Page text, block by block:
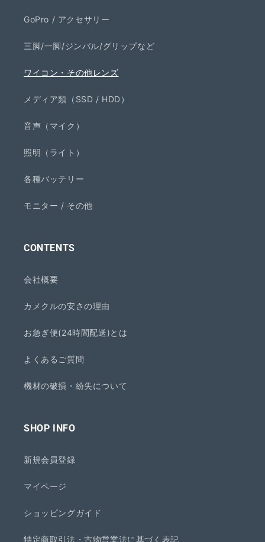
GoPro / アクセサリー
三脚/一脚/ジンバル/グリップなど
ワイコン・その他レンズ
メディア類（SSD / HDD）
音声（マイク）
照明（ライト）
各種バッテリー
モニター / その他
CONTENTS
会社概要
カメクルの安さの理由
お急ぎ便(24時間配送)とは
よくあるご質問
機材の破損・紛失について
SHOP INFO
新規会員登録
マイページ
ショッピングガイド
特定商取引法・古物営業法に基づく表記